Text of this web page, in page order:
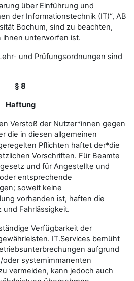
über Einführung und
der Informationstechnik (IT)“, AB
Bochum, sind zu beachten,
unterworfen ist.
und Prüfungsordnungen sind
§ 8
Haftung
Verstoß der Nutzer*innen gegen
die in diesen allgemeinen
Pflichten haftet der*die
Vorschriften. Für Beamte
und für Angestellte und
entsprechende
soweit keine
vorhanden ist, haften die
Fahrlässigkeit.
Verfügbarkeit der
IT.Services bemüht
aufgrund
systemimmanenten
vermeiden, kann jedoch auch